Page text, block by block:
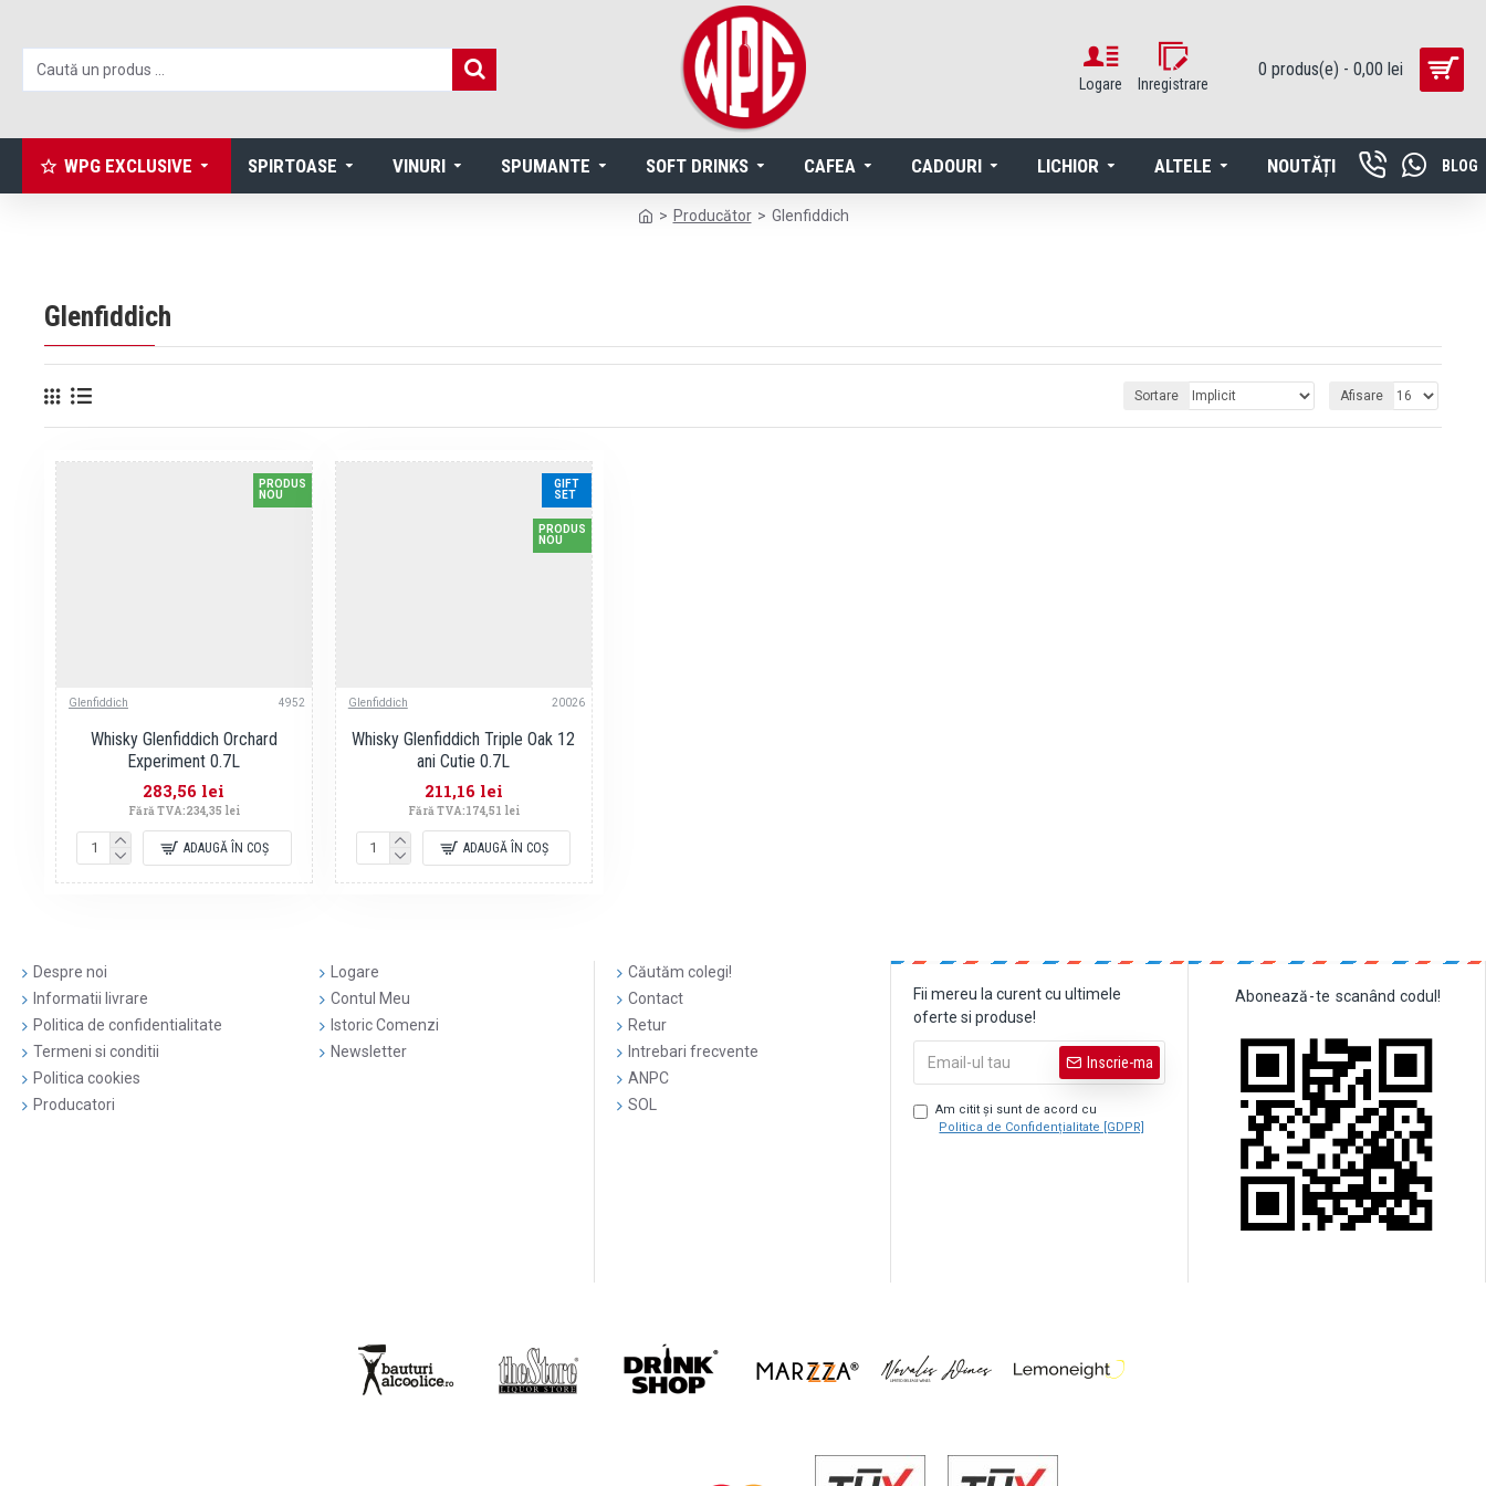
Logare Inregistrare
0 produs(e) - 0,00 lei
WPG EXCLUSIVE SPIRTOASE VINURI SPUMANTE SOFT DRINKS CAFEA CADOURI LICHIOR ALTELE NOUTĂȚI BLOG
Producător Glenfiddich
Glenfiddich
Sortare Afisare
PRODUS
NOU
Glenfiddich 4952
Whisky Glenfiddich Orchard
Experiment 0.7L
283,56 lei
Fără TVA:234,35 lei
ADAUGĂ ÎN COŞ
PRODUS
NOU
GIFT
SET
Glenfiddich 20026
Whisky Glenfiddich Triple Oak 12
ani Cutie 0.7L
211,16 lei
Fără TVA:174,51 lei
ADAUGĂ ÎN COŞ
Despre noi
Informatii livrare
Politica de confidentialitate
Termeni si conditii
Politica cookies
Producatori
Logare
Contul Meu
Istoric Comenzi
Newsletter
Căutăm colegi!
Contact
Retur
Intrebari frecvente
ANPC
SOL
Fii mereu la curent cu ultimele
oferte si produse!
Inscrie-ma
Am citit şi sunt de acord cu
Politica de Confidențialitate [GDPR]
Abonează-te scanând codul!